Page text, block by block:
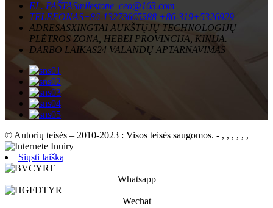
EL. PAŠTASmilestone_ceo@163.com
TELEFONAS+86-13273665388 +86-319+5326929
ADRESASXINGTAI AUKŠTŲJŲ TECHNOLOGIJŲ
PLĖTROS ZONA, HEBEI PROVINCIJA, KINIJA.
DARBO LAIKAS24 VALANDŲ APTARNAVIMAS
© Autorių teisės – 2010-2023 : Visos teisės saugomos. - , , , , , ,
Siųsti laišką
Whatsapp
Wechat